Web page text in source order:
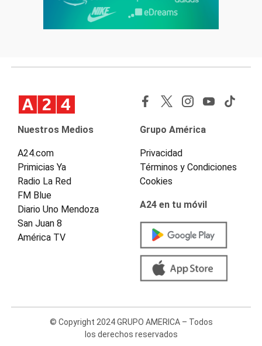
Nuestros Medios
A24.com
Primicias Ya
Radio La Red
FM Blue
Diario Uno Mendoza
San Juan 8
América TV
Grupo América
Privacidad
Términos y Condiciones
Cookies
A24 en tu móvil
© Copyright 2024 GRUPO AMERICA – Todos
los derechos reservados